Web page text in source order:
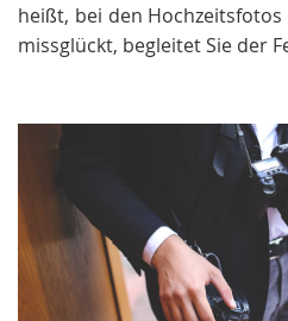
heißt, bei den
missglückt, begleitet Sie der